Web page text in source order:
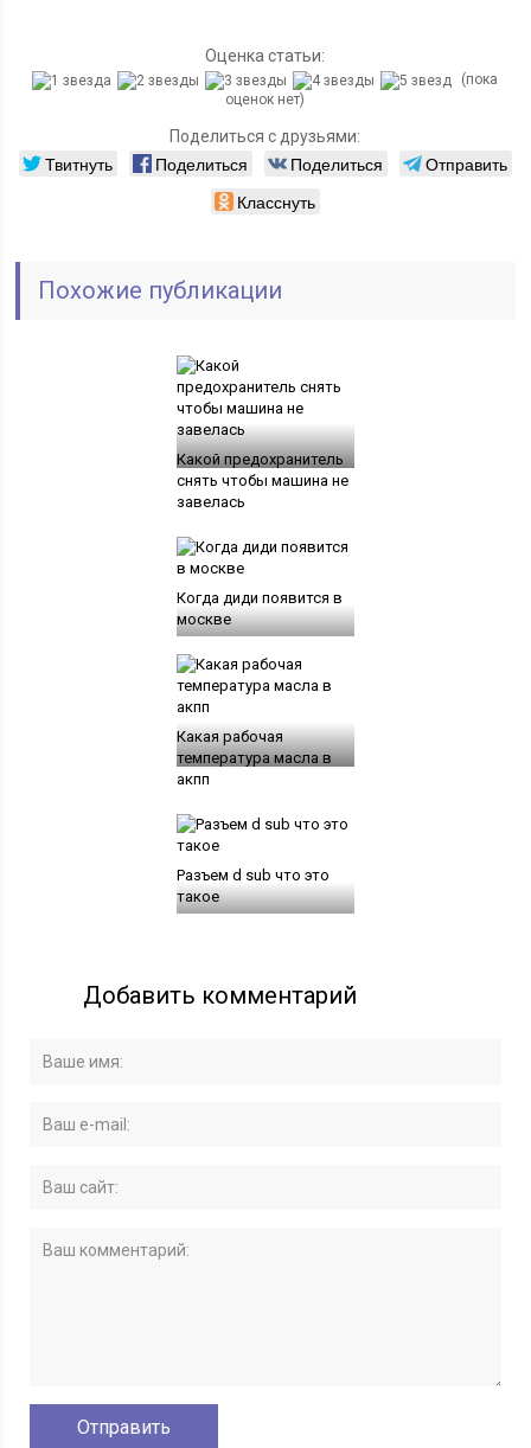
Оценка статьи:
(пока
оценок нет)
Поделиться с друзьями:
Твитнуть Поделиться Поделиться
Отправить
Класснуть
Похожие публикации
Какой предохранитель
снять чтобы машина не
завелась
Когда диди появится в
москве
Какая рабочая
температура масла в
акпп
Разъем d sub что это
такое
Добавить комментарий